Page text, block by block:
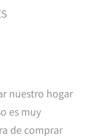
nuestro hogar
es muy
de comprar